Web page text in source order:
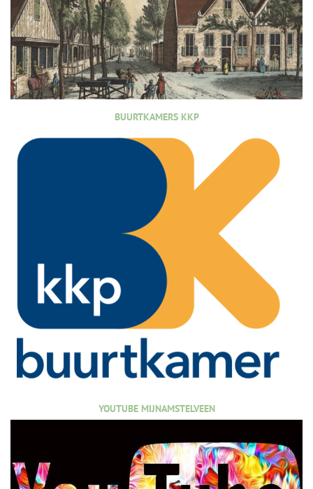
BUURTKAMERS KKP
YOUTUBE MIJNAMSTELVEEN